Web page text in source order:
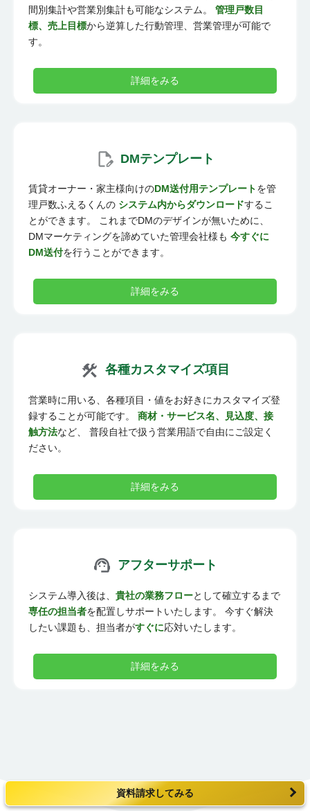
間別集計や営業別集計も可能なシステム。 管理戸数目
標、売上目標から逆算した行動管理、営業管理が可能で
す。
詳細をみる
DMテンプレート
賃貸オーナー・家主様向けのDM送付用テンプレートを管
理戸数ふえるくんの システム内からダウンロードするこ
とができます。 これまでDMのデザインが無いために、
DMマーケティングを諦めていた管理会社様も 今すぐに
DM送付を行うことができます。
詳細をみる
各種カスタマイズ項目
営業時に用いる、各種項目・値をお好きにカスタマイズ登
録することが可能です。 商材・サービス名、見込度、接
触方法など、 普段自社で扱う営業用語で自由にご設定く
ださい。
詳細をみる
アフターサポート
システム導入後は、 貴社の業務フローとして確立するまで
専任の担当者を配置しサポートいたします。 今すぐ解決
したい課題も、担当者がすぐに応対いたします。
詳細をみる
資料請求してみる